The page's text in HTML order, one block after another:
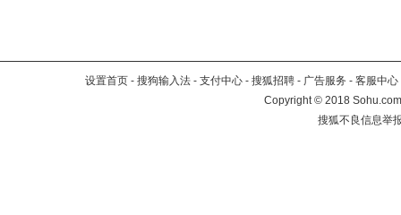
设置首页 - 搜狗输入法 - 支付中心 - 搜狐招聘 - 广告服务 - 客服中心
Copyright©2018
搜狐不良信息举